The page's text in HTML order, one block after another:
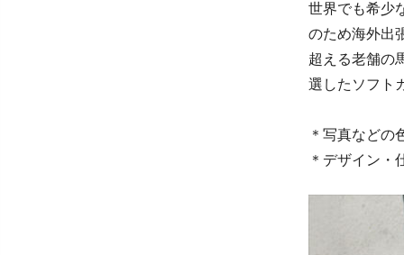
世界でも希少
のため海外出
超える老舗の
選したソフト
＊写真などの
＊デザイン・